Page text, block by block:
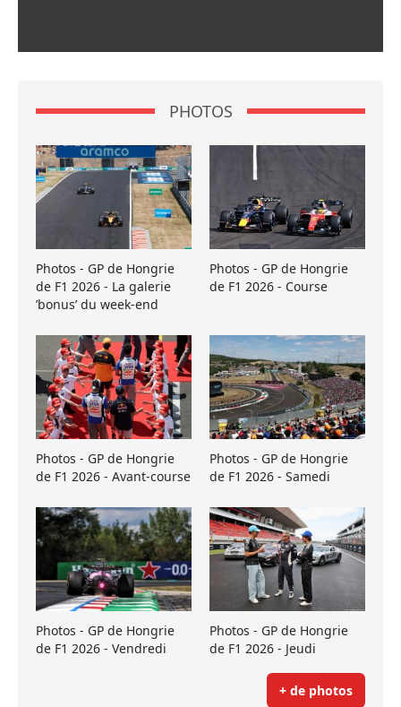
PHOTOS
Photos - GP de Hongrie
de F1 2026 - La galerie
’bonus’ du week-end
Photos - GP de Hongrie
de F1 2026 - Course
Photos - GP de Hongrie
de F1 2026 - Avant-course
Photos - GP de Hongrie
de F1 2026 - Samedi
Photos - GP de Hongrie
de F1 2026 - Vendredi
Photos - GP de Hongrie
de F1 2026 - Jeudi
+ de photos